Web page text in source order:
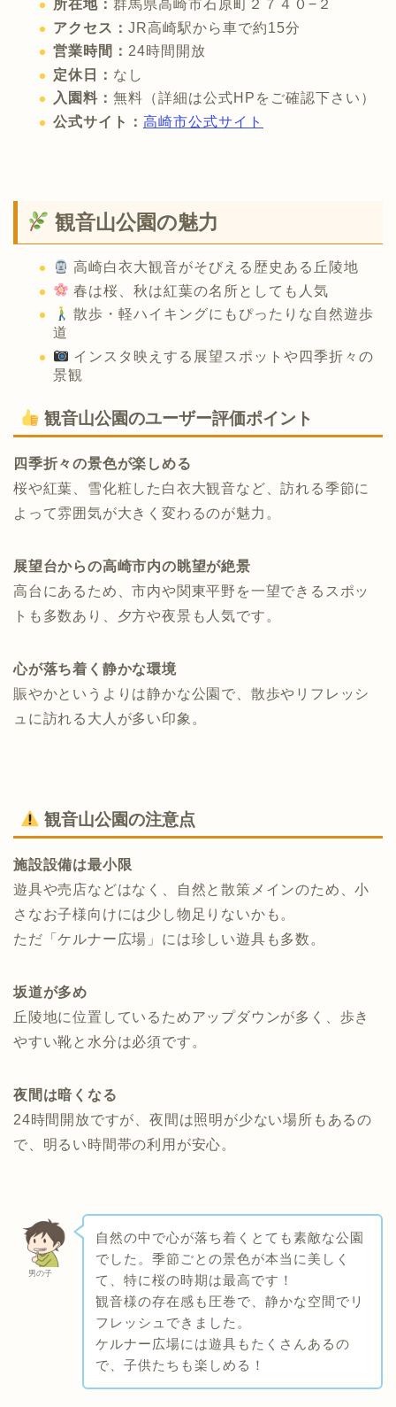
所在地： 群馬県高崎市石原町２７４０−２
アクセス： JR高崎駅から車で約15分
営業時間： 24時間開放
定休日： なし
入園料： 無料（詳細は公式HPをご確認下さい）
公式サイト： 高崎市公式サイト
観音山公園の魅力
高崎白衣大観音がそびえる歴史ある丘陵地
春は桜、秋は紅葉の名所としても人気
散歩・軽ハイキングにもぴったりな自然遊歩
道
インスタ映えする展望スポットや四季折々の
景観
観音山公園のユーザー評価ポイント
四季折々の景色が楽しめる
桜や紅葉、雪化粧した白衣大観音など、訪れる季節に
よって雰囲気が大きく変わるのが魅力。
展望台からの高崎市内の眺望が絶景
高台にあるため、市内や関東平野を一望できるスポッ
トも多数あり、夕方や夜景も人気です。
心が落ち着く静かな環境
賑やかというよりは静かな公園で、散歩やリフレッシ
ュに訪れる大人が多い印象。
観音山公園の注意点
施設設備は最小限
遊具や売店などはなく、自然と散策メインのため、小
さなお子様向けには少し物足りないかも。
ただ「ケルナー広場」には珍しい遊具も多数。
坂道が多め
丘陵地に位置しているためアップダウンが多く、歩き
やすい靴と水分は必須です。
夜間は暗くなる
24時間開放ですが、夜間は照明が少ない場所もあるの
で、明るい時間帯の利用が安心。
男の子
自然の中で心が落ち着くとても素敵な公園
でした。季節ごとの景色が本当に美しく
て、特に桜の時期は最高です！
観音様の存在感も圧巻で、静かな空間でリ
フレッシュできました。
ケルナー広場には遊具もたくさんあるの
で、子供たちも楽しめる！